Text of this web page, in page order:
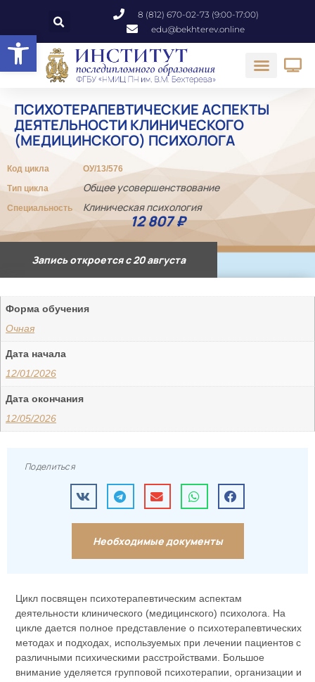
Открыть панель инструментов
8 (812) 670-02-73 (9:00-17:00)
edu@bekhterev.online
ПСИХОТЕРАПЕВТИЧЕСКИЕ АСПЕКТЫ
ДЕЯТЕЛЬНОСТИ КЛИНИЧЕСКОГО
(МЕДИЦИНСКОГО) ПСИХОЛОГА
Код цикла
ОУ/13/576
Тип цикла
Общее усовершенствование
Специальность Клиническая психология
12 807₽
Запись откроется с 20 августа
Форма обучения
Очная
Дата начала
12/01/2026
Дата окончания
12/05/2026
Поделиться
Необходимые документы
Цикл посвящен психотерапевтическим аспектам
деятельности клинического (медицинского) психолога. На
цикле дается полное представление о психотерапевтических
методах и подходах, используемых при лечении пациентов с
различными психическими расстройствами. Большое
внимание уделяется групповой психотерапии, организации и